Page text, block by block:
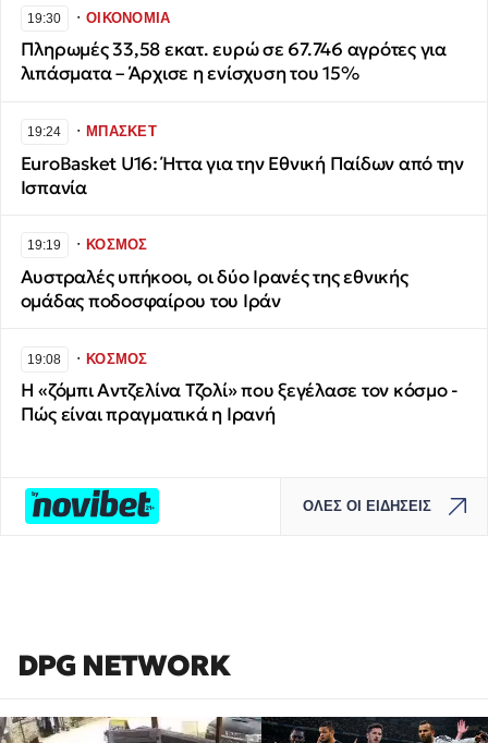
19:30 ∙ΟΙΚΟΝΟΜΙΑ
Πληρωμές 33,58 εκατ. ευρώ σε 67.746 αγρότες για
λιπάσματα – Άρχισε η ενίσχυση του 15%
19:24 ∙ΜΠΑΣΚΕΤ
EuroBasket U16: Ήττα για την Εθνική Παίδων από την
Ισπανία
19:19 ∙ΚΟΣΜΟΣ
Αυστραλές υπήκοοι, οι δύο Ιρανές της εθνικής
ομάδας ποδοσφαίρου του Ιράν
19:08 ∙ΚΟΣΜΟΣ
H «ζόμπι Αντζελίνα Τζολί» που ξεγέλασε τον κόσμο -
Πώς είναι πραγματικά η Ιρανή
ΟΛΕΣ ΟΙ ΕΙΔΗΣΕΙΣ
DPG NETWORK